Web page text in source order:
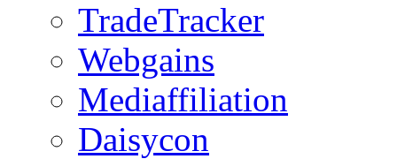
TradeTracker
Webgains
Mediaffiliation
Daisycon